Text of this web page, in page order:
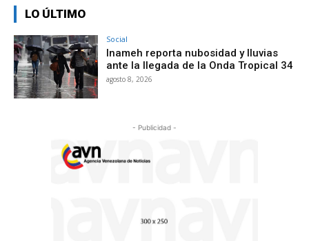
LO ÚLTIMO
Social
Inameh reporta nubosidad y lluvias
ante la llegada de la Onda Tropical 34
agosto 8, 2026
- Publicidad -